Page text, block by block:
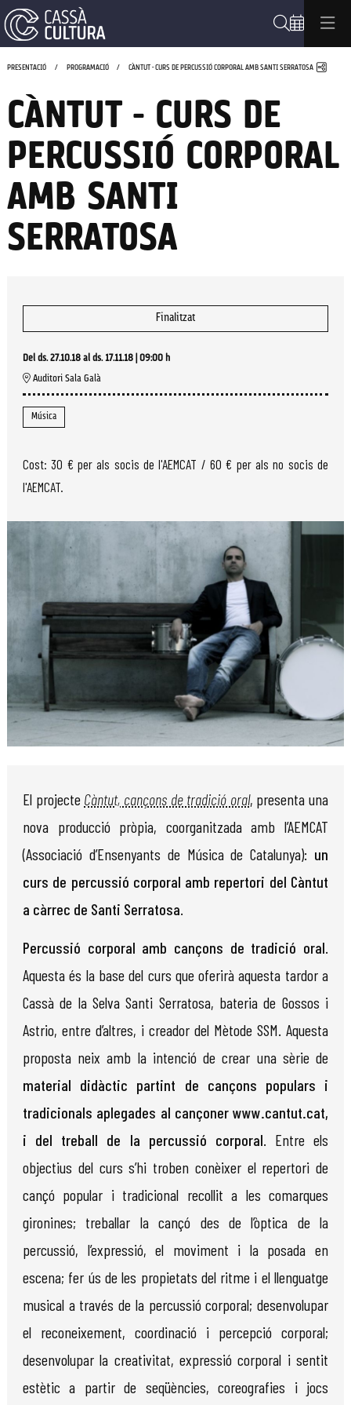
PRESENTACIÓ PROGRAMACIÓ CÀNTUT - CURS DE PERCUSSIÓ CORPORAL AMB SANTI SERRATOSA
CÀNTUT - CURS DE
PERCUSSIÓ CORPORAL
AMB SANTI
SERRATOSA
Finalitzat
Del ds. 27.10.18 al ds. 17.11.18
09:00 h
Auditori Sala Galà
Música
Cost: 30 € per als socis de l'AEMCAT / 60 € per als no socis de
l'AEMCAT.
El projecte Càntut, cançons de tradició oral, presenta una
nova producció pròpia, coorganitzada amb l’AEMCAT
(Associació d’Ensenyants de Música de Catalunya): un
curs de percussió corporal amb repertori del Càntut
a càrrec de Santi Serratosa
Percussió corporal amb cançons de tradició oral.
Aquesta és la base del curs que oferirà aquesta tardor a
Cassà de la Selva Santi Serratosa, bateria de Gossos i
Astrio, entre d’altres, i creador del Mètode SSM. Aquesta
proposta neix amb la intenció de crear una sèrie de
material didàctic partint de cançons populars i
tradicionals aplegades al cançoner www.cantut.cat,
i del treball de la percussió corporal. Entre els
objectius del curs s’hi troben conèixer el repertori de
cançó popular i tradicional recollit a les comarques
gironines; treballar la cançó des de l’òptica de la
percussió, l’expressió, el moviment i la posada en
escena; fer ús de les propietats del ritme i el llenguatge
musical a través de la percussió corporal; desenvolupar
el reconeixement, coordinació i percepció corporal;
desenvolupar la creativitat, expressió corporal i sentit
estètic a partir de seqüències, coreografies i jocs